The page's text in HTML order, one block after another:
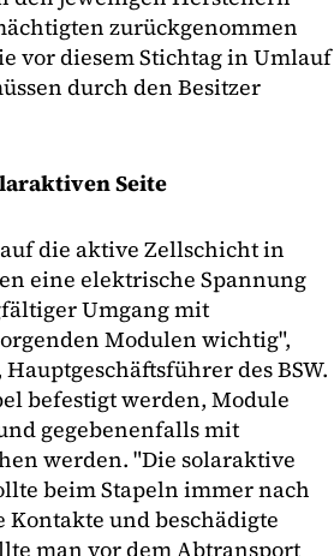
zurückgenommen
vor diesem Stichtag in Umlauf
durch den Besitzer
Seite
die aktive Zellschicht in
eine elektrische Spannung
Umgang mit
Modulen wichtig",
des BSW.
befestigt werden, Module
gegebenenfalls mit
werden. "Die solaraktive
beim Stapeln immer nach
Kontakte und beschädigte
man vor dem Abtransport